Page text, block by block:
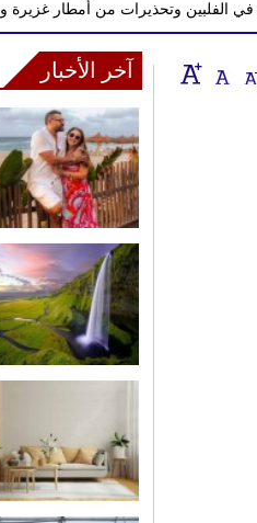
وتحذيرات من أمطار غزيرة وفيضانات
آخر الأخبار